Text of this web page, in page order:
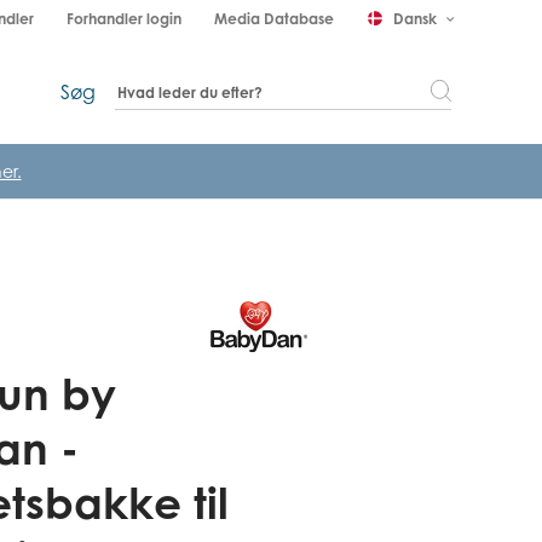
Forhandler login Media Database Dansk keyboard_arrow_down
Søg
by
-
til